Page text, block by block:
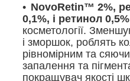
NovoRetin™ 2%,
0,1%, і ретинол 0,5%
косметології.
і зморшок, роблять
рівномірним та
запалення та
покращувач якості